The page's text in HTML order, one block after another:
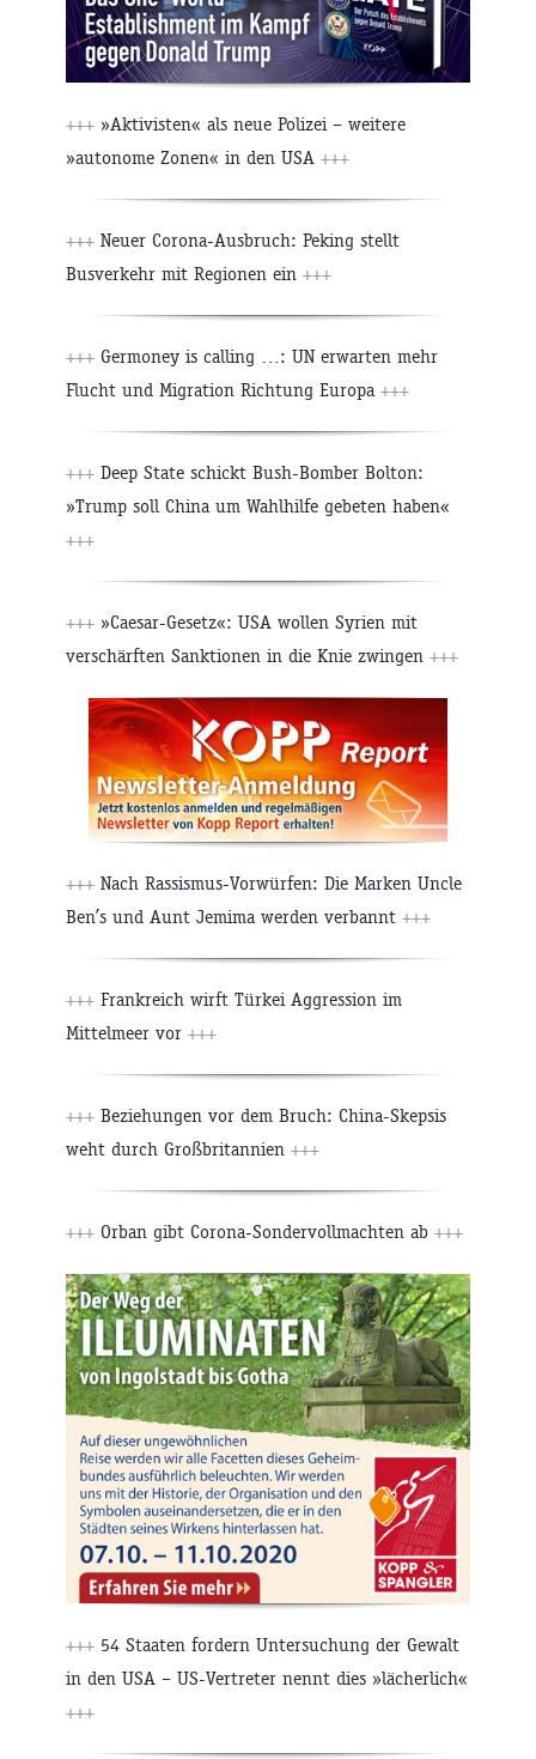
+++ »Aktivisten« als neue Polizei – weitere
»autonome Zonen« in den USA +++
+++ Neuer Corona-Ausbruch: Peking stellt
Busverkehr mit Regionen ein +++
+++ Germoney is calling …: UN erwarten mehr
Flucht und Migration Richtung Europa +++
+++ Deep State schickt Bush-Bomber Bolton:
»Trump soll China um Wahlhilfe gebeten haben«
+++
+++ »Caesar-Gesetz«: USA wollen Syrien mit
verschärften Sanktionen in die Knie zwingen +++
+++ Nach Rassismus-Vorwürfen: Die Marken Uncle
Ben’s und Aunt Jemima werden verbannt +++
+++ Frankreich wirft Türkei Aggression im
Mittelmeer vor +++
+++ Beziehungen vor dem Bruch: China-Skepsis
weht durch Großbritannien +++
+++ Orban gibt Corona-Sondervollmachten ab +++
+++ 54 Staaten fordern Untersuchung der Gewalt
in den USA – US-Vertreter nennt dies »lächerlich«
+++